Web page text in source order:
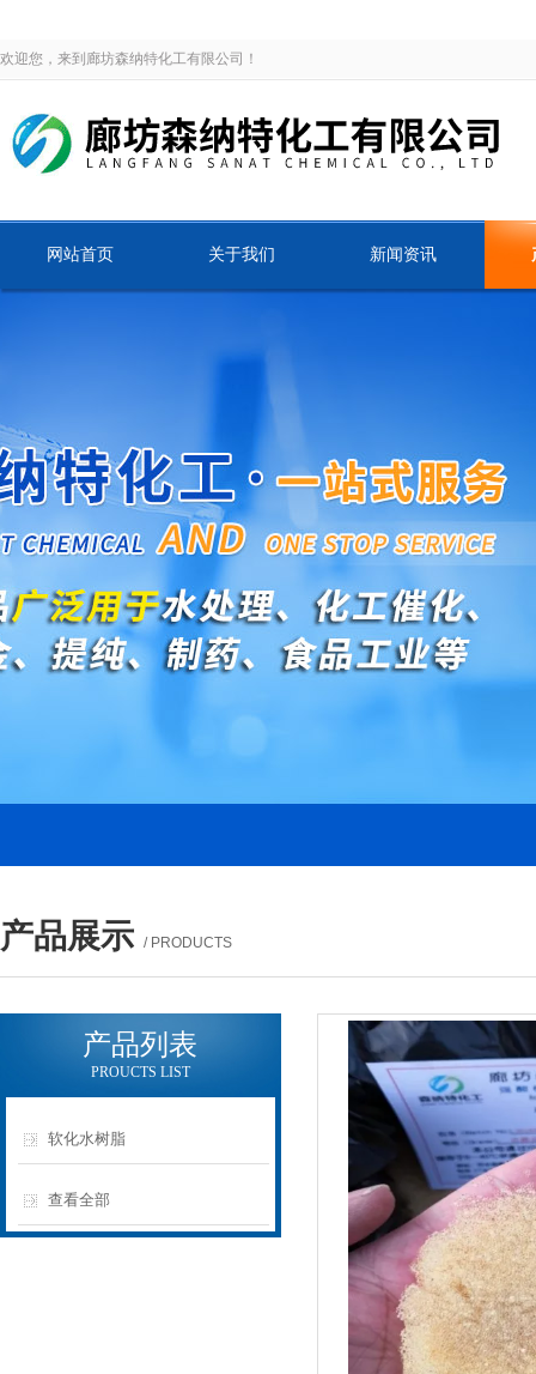
欢迎您，来到廊坊森纳特化工有限公司！
网站首页 关于我们 新闻资讯
产品展示 / PRODUCTS
产品列表
PROUCTS LIST
软化水树脂
查看全部